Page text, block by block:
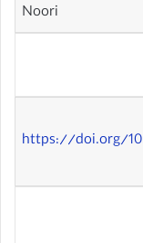
Noori
https://doi.org/